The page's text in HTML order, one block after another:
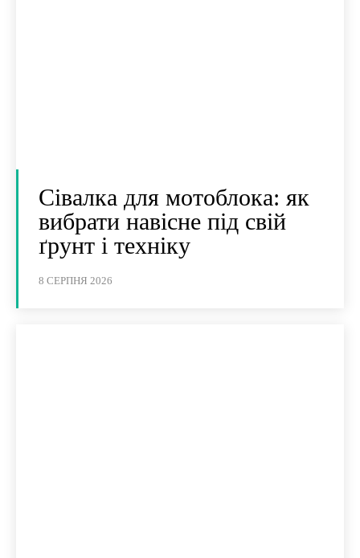
Сівалка для мотоблока: як
вибрати навісне під свій
ґрунт і техніку
8 СЕРПНЯ 2026